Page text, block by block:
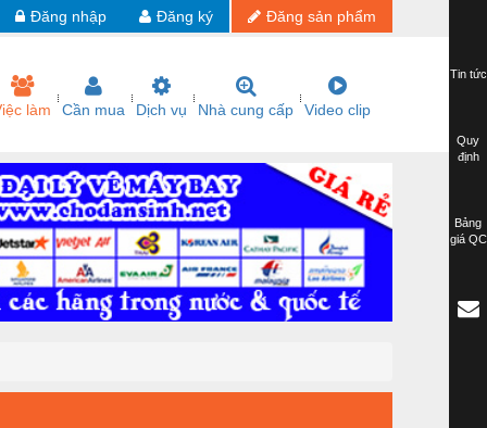
Đăng sản phẩm
Đăng ký
Đăng nhập
làm Cần mua Dịch vụ Nhà cung cấp Video clip
Tin tức
Quy
định
Bảng
giá QC